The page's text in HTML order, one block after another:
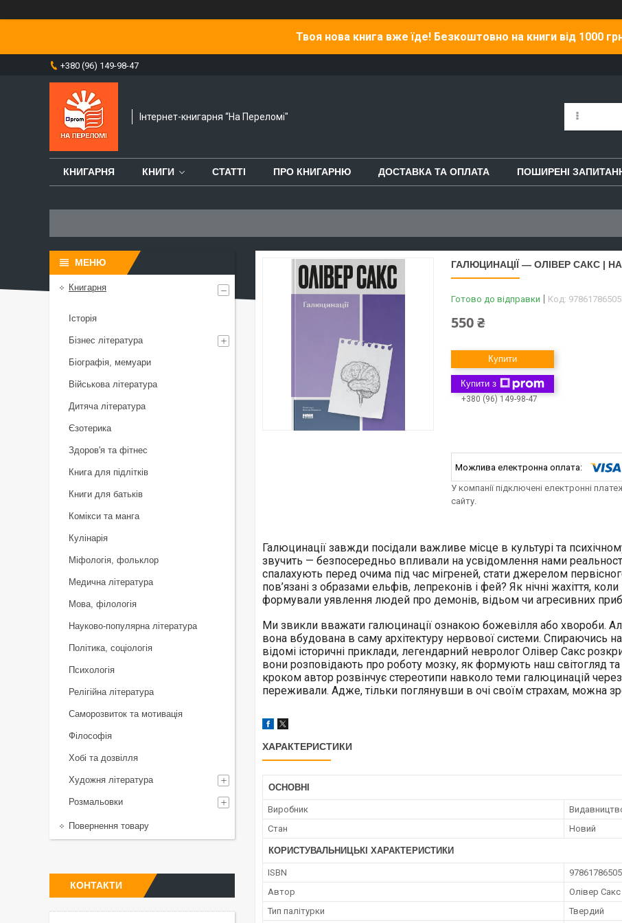
Твоя нова книга вже їде! Безкоштовно на книги від 1000
+380 (96) 149-98-47
Інтернет-книгарня “На Переломі"
КНИГАРНЯ КНИГИ СТАТТІ ПРО КНИГАРНЮ ДОСТАВКА ТА ОПЛАТА ПОШИРЕНІ
ГАЛЮЦИНАЦІЇ — ОЛІВЕР САКС |
Готово до відправки Код:
550 ₴
Купити
Купити з
+380 (96) 149-98-47
У компанії підключені електронні
сайту.
Галюцинації завжди посідали важливе місце в культурі та
звучить — безпосередньо впливали на усвідомлення нами
спалахують перед очима під час мігреней, стати джерелом
пов’язані з образами ельфів, лепреконів і фей? Як нічні жахіття,
формували уявлення людей про демонів, відьом чи агресивних
Ми звикли вважати галюцинації ознакою божевілля або хвороби.
вона вбудована в саму архітектуру нервової системи. Спираючись на
відомі історичні приклади, легендарний невролог Олівер Сакс
вони розповідають про роботу мозку, як формують наш світогляд
кроком автор розвінчує стереотипи навколо теми галюцинацій
переживали. Адже, тільки поглянувши в очі своїм страхам, можна
ХАРАКТЕРИСТИКИ
ОСНОВНІ
Виробник
Стан
Новий
КОРИСТУВАЛЬНИЦЬКІ ХАРАКТЕРИСТИКИ
ISBN
Автор
Олівер Сакс
Тип палітурки
Твердий
Книгарня
Історія
Бізнес література
Біографія, мемуари
Військова література
Дитяча література
Єзотерика
Здоров'я та фітнес
Книга для підлітків
Книги для батьків
Комікси та манга
Кулінарія
Міфологія, фольклор
Медична література
Мова, філологія
Науково-популярна література
Політика, соціологія
Психологія
Релігійна література
Саморозвиток та мотивація
Філософія
Хобі та дозвілля
Художня література
Розмальовки
Повернення товару
КОНТАКТИ